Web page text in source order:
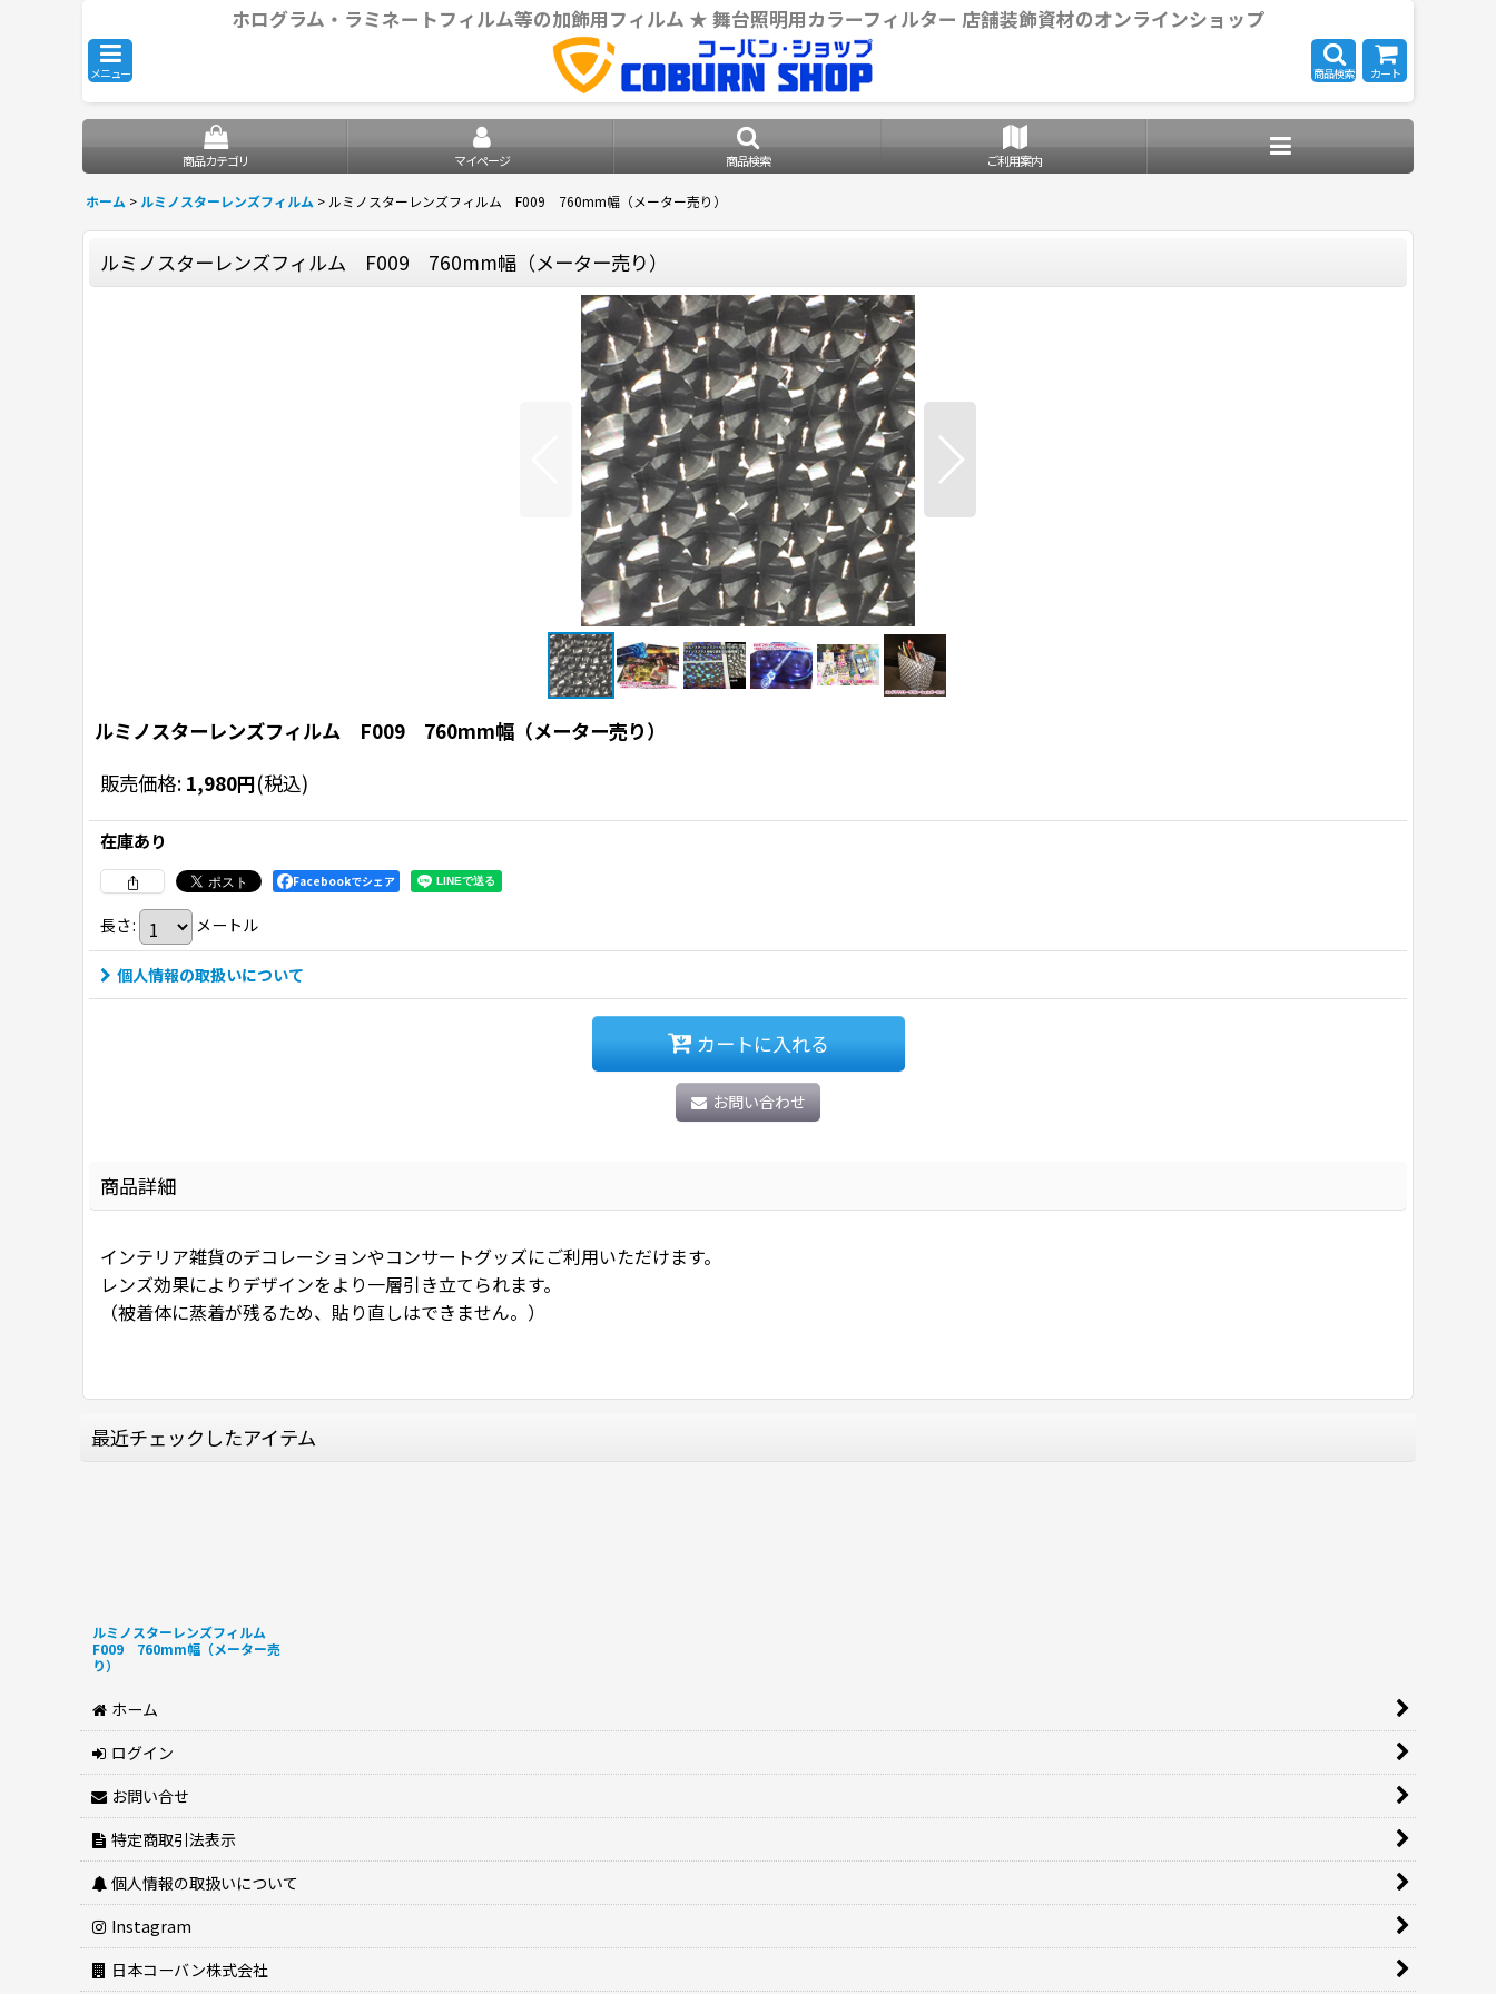
ホログラム・ラミネートフィルム等の加飾用フィルム ★ 舞台照明用カラーフィルター 店舗装飾資材のオンラインショップ
メニュー 商品検索 カート
商品カテゴリ マイページ 商品検索 ご利用案内
ホーム > ルミノスターレンズフィルム > ルミノスターレンズフィルム F009 760mm幅（メーター売り）
ルミノスターレンズフィルム F009 760mm幅（メーター売り）
ルミノスターレンズフィルム F009 760mm幅（メーター売り）
販売価格: 1,980円(税込)
在庫あり
Facebookでシェア
長さ: メートル
個人情報の取扱いについて
カートに入れる
お問い合わせ
商品詳細
インテリア雑貨のデコレーションやコンサートグッズにご利用いただけます。
レンズ効果によりデザインをより一層引き立てられます。
（被着体に蒸着が残るため、貼り直しはできません。）
最近チェックしたアイテム
ルミノスターレンズフィルム
F009 760mm幅（メーター売
り）
ホーム
ログイン
お問い合せ
特定商取引法表示
個人情報の取扱いについて
Instagram
日本コーバン株式会社